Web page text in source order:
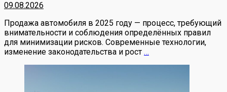
09.08.2026
Продажа автомобиля в 2025 году — процесс, требующий
внимательности и соблюдения определённых правил
для минимизации рисков. Современные технологии,
изменение законодательства и рост …